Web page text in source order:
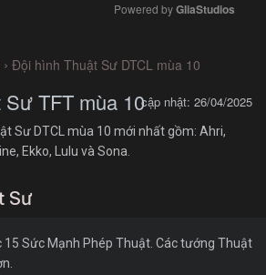
Powered by GliaStudios
› Đội hình Thuật Sư DTCL mùa 10
TFT mùa 10cập nhật: 26/04/2025
Sư DTCL mùa 10 mới nhất gồm: Ahri,
Ekko, Lulu và Sona.
Sư
Sức Mạnh Phép Thuật. Các tướng Thuật